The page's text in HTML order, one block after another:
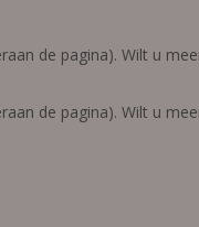
de pagina). Wilt u
de pagina). Wilt u